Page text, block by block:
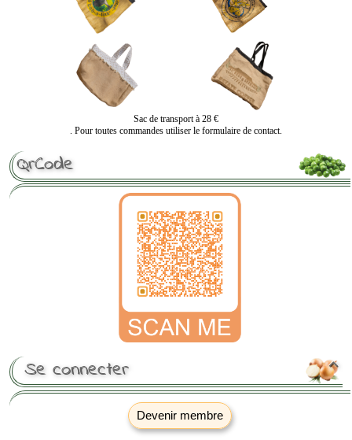
Sac de transport à 28 €
. Pour toutes commandes utiliser le formulaire de contact.
QrCode

Se connecter
Devenir membre